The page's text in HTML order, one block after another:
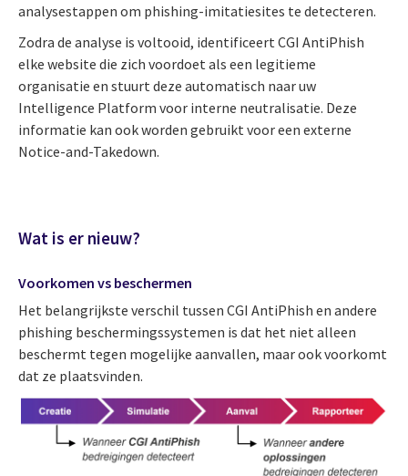
analysestappen om phishing-imitatiesites te detecteren.
Zodra de analyse is voltooid, identificeert CGI AntiPhish
elke website die zich voordoet als een legitieme
organisatie en stuurt deze automatisch naar uw
Intelligence Platform voor interne neutralisatie. Deze
informatie kan ook worden gebruikt voor een externe
Notice-and-Takedown.
Wat is er nieuw?
Voorkomen vs beschermen
Het belangrijkste verschil tussen CGI AntiPhish en andere
phishing beschermingssystemen is dat het niet alleen
beschermt tegen mogelijke aanvallen, maar ook voorkomt
dat ze plaatsvinden.